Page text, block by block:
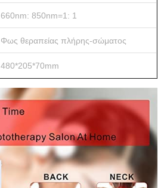
660nm: 850nm=1: 1
Φως θεραπείας πλήρης-σώματος
480*205*70mm